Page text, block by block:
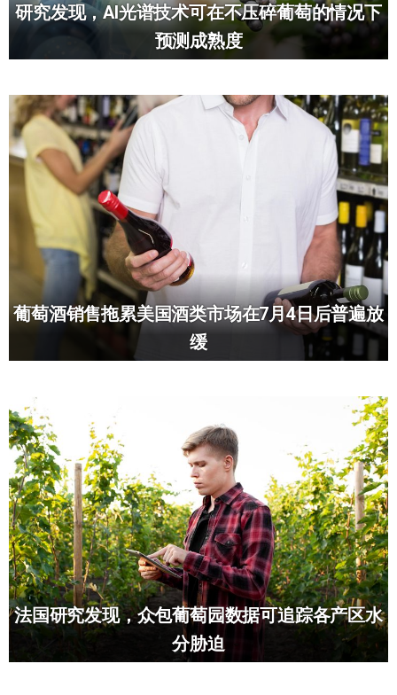
研究发现，AI光谱技术可在不压碎葡萄的情况下
预测成熟度
葡萄酒销售拖累美国酒类市场在7月4日后普遍放
缓
法国研究发现，众包葡萄园数据可追踪各产区水
分胁迫